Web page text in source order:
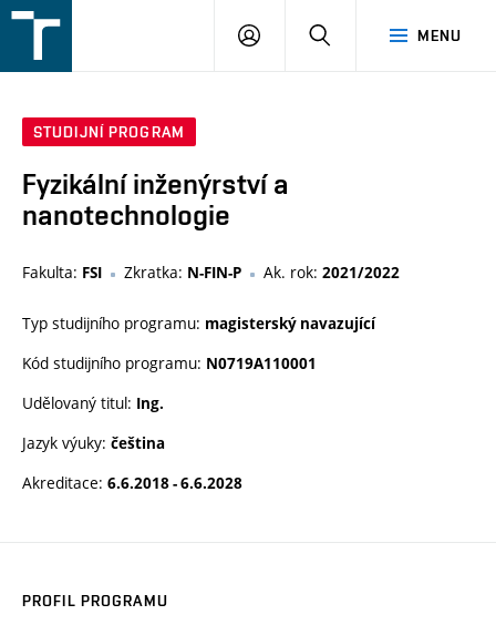
v
MENU
PŘIHLÁŠENÍ
STUDIJNÍ PROGRAM
Fyzikální inženýrství a
nanotechnologie
Fakulta: FSI Zkratka: N-FIN-P Ak. rok: 2021/2022
Typ studijního programu: magisterský navazující
Kód studijního programu: N0719A110001
Udělovaný titul: Ing.
Jazyk výuky: čeština
Akreditace: 6.6.2018 - 6.6.2028
PROFIL PROGRAMU